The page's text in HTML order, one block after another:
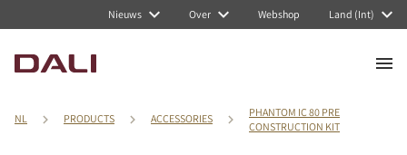
Nieuws Over Webshop Land (Int)
NL PRODUCTS ACCESSORIES
PHANTOM IC 80 PRE
CONSTRUCTION KIT